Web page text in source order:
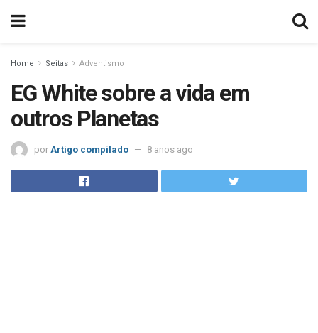
Home Seitas Adventismo
EG White sobre a vida em
outros Planetas
por Artigo compilado 8 anos ago